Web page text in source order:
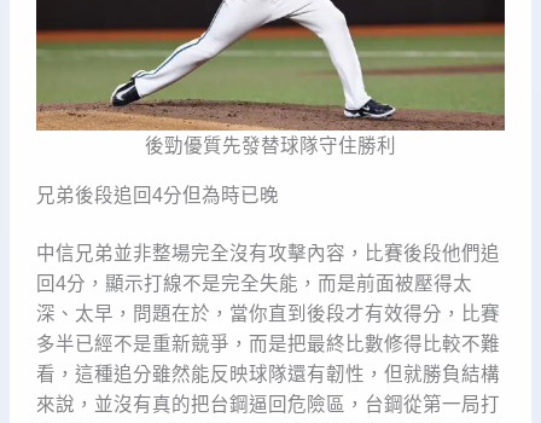
後勁優質先發替球隊守住勝利
兄弟後段追回4分但為時已晚
中信兄弟並非整場完全沒有攻擊內容，比賽後段他們追
回4分，顯示打線不是完全失能，而是前面被壓得太
深、太早，問題在於，當你直到後段才有效得分，比賽
多半已經不是重新競爭，而是把最終比數修得比較不難
看，這種追分雖然能反映球隊還有韌性，但就勝負結構
來說，並沒有真的把台鋼逼回危險區，台鋼從第一局打